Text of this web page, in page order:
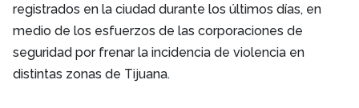
registrados en la ciudad durante los últimos días, en
medio de los esfuerzos de las corporaciones de
seguridad por frenar la incidencia de violencia en
distintas zonas de Tijuana.